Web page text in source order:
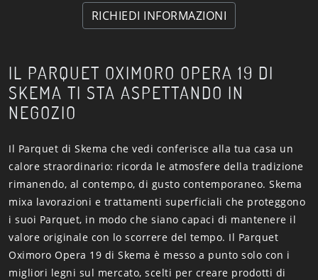
RICHIEDI INFORMAZIONI
IL PARQUET OXIMORO OPERA 19 DI
SKEMA TI STA ASPETTANDO IN
NEGOZIO
Il Parquet di Skema che vedi conferisce alla tua casa un
calore straordinario: ricorda le atmosfere della tradizione
rimanendo, al contempo, di gusto contemporaneo. Skema
mixa lavorazioni e trattamenti superficiali che proteggono
i suoi Parquet, in modo che siano capaci di mantenere il
valore originale con lo scorrere del tempo. Il Parquet
Oximoro Opera 19 di Skema è messo a punto solo con i
migliori legni sul mercato, scelti per creare prodotti di